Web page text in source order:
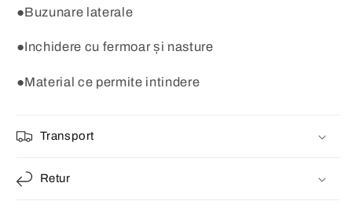
●Buzunare laterale
●Inchidere cu fermoar și nasture
●Material ce permite intindere
Transport
Retur